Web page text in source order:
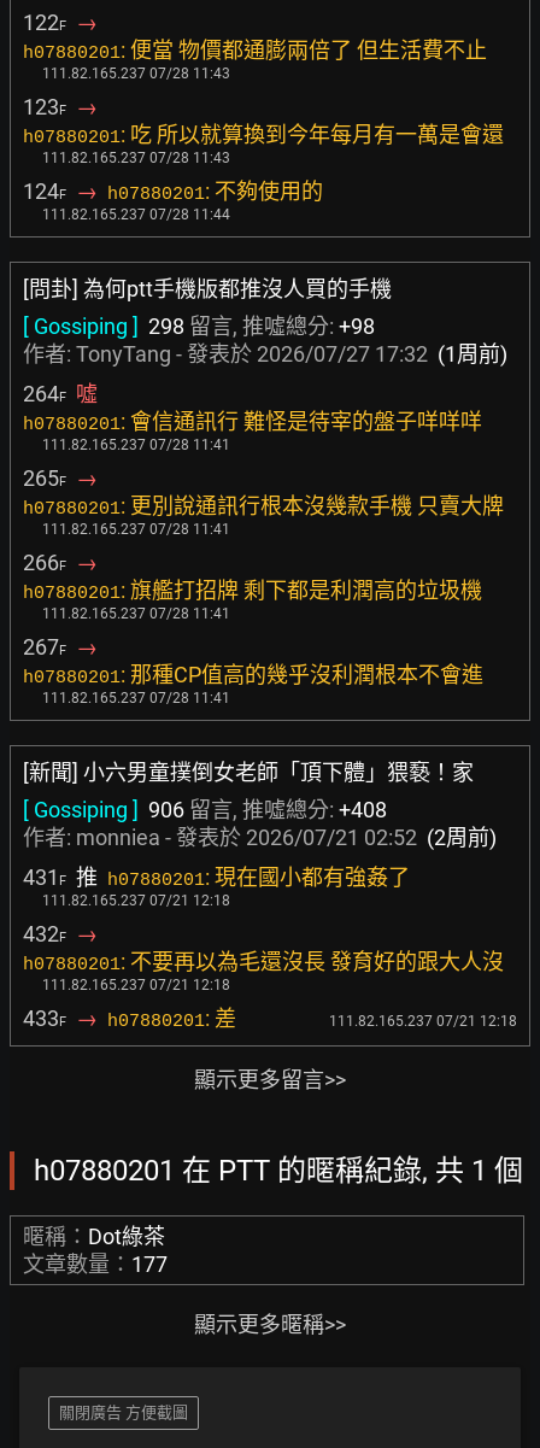
122F →
h07880201: 便當 物價都通膨兩倍了 但生活費不止
111.82.165.237 07/28 11:43
123F →
h07880201: 吃 所以就算換到今年每月有一萬是會還
111.82.165.237 07/28 11:43
124F → h07880201: 不夠使用的
111.82.165.237 07/28 11:44
[問卦] 為何ptt手機版都推沒人買的手機
[ Gossiping ] 298 留言, 推噓總分: +98
作者: TonyTang - 發表於 2026/07/27 17:32 (1周前)
264F 噓
h07880201: 會信通訊行 難怪是待宰的盤子咩咩咩
111.82.165.237 07/28 11:41
265F →
h07880201: 更別說通訊行根本沒幾款手機 只賣大牌
111.82.165.237 07/28 11:41
266F →
h07880201: 旗艦打招牌 剩下都是利潤高的垃圾機
111.82.165.237 07/28 11:41
267F →
h07880201: 那種CP值高的幾乎沒利潤根本不會進
111.82.165.237 07/28 11:41
[新聞] 小六男童撲倒女老師「頂下體」猥褻！家
[ Gossiping ] 906 留言, 推噓總分: +408
作者: monniea - 發表於 2026/07/21 02:52 (2周前)
431 F 推 h07880201: 現在國小都有強姦了
111.82.165.237 07/21 12:18
432F →
h07880201: 不要再以為毛還沒長 發育好的跟大人沒
111.82.165.237 07/21 12:18
433F → h07880201: 差 111.82.165.237 07/21 12:18
顯示更多留言>>
h07880201 在 PTT 的暱稱紀錄, 共 1 個
暱稱： Dot綠茶
文章數量： 177
顯示更多暱稱>>
關閉廣告 方便截圖